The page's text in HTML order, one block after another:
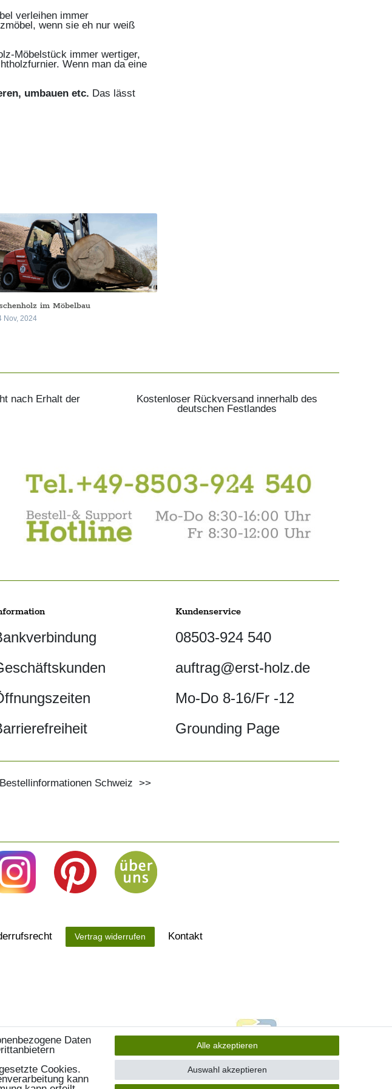
verleihen immer
wenn sie eh nur weiß
Möbelstück immer wertiger,
Wenn man da eine
umbauen etc. Das lässt
im Möbelbau
Nov, 2024
nach Erhalt der
Kostenloser Rückversand innerhalb des
deutschen Festlandes
Kundenservice
08503-924 540
auftrag@erst-holz.de
Mo-Do 8-16/Fr -12
Grounding Page
Bestellinformationen Schweiz >>
Vertrag widerrufen Kontakt
Daten
Cookies.
kann
Alle akzeptieren
Auswahl akzeptieren